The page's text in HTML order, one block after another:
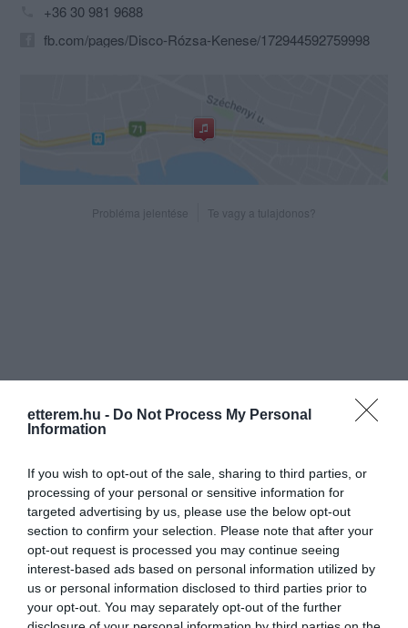
etterem.hu - Do Not Process My Personal
Information
If you wish to opt-out of the sale, sharing to third parties, or
processing of your personal or sensitive information for
targeted advertising by us, please use the below opt-out
section to confirm your selection. Please note that after your
opt-out request is processed you may continue seeing
interest-based ads based on personal information utilized by
us or personal information disclosed to third parties prior to
your opt-out. You may separately opt-out of the further
+36 30 981 9688
fb.com/pages/Disco-Rózsa-Kenese/172944592759998
Probléma jelentése Te vagy a tulajdonos?